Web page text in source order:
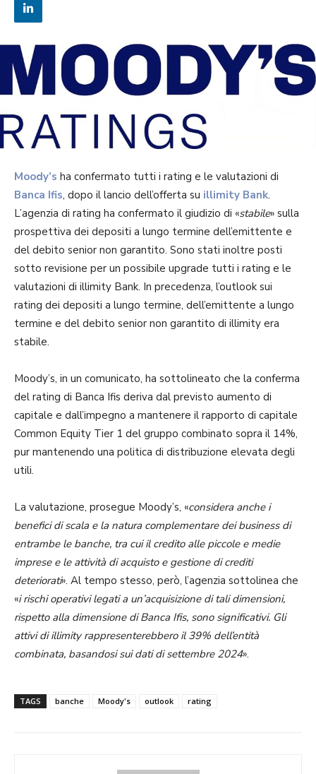
Moody’s ha confermato tutti i rating e le valutazioni di
Banca Ifis, dopo il lancio dell’offerta su illimity Bank.
L’agenzia di rating ha confermato il giudizio di «stabile» sulla
prospettiva dei depositi a lungo termine dell’emittente e
del debito senior non garantito. Sono stati inoltre posti
sotto revisione per un possibile upgrade tutti i rating e le
valutazioni di illimity Bank. In precedenza, l’outlook sui
rating dei depositi a lungo termine, dell’emittente a lungo
termine e del debito senior non garantito di illimity era
stabile.
Moody’s, in un comunicato, ha sottolineato che la conferma
del rating di Banca Ifis deriva dal previsto aumento di
capitale e dall’impegno a mantenere il rapporto di capitale
Common Equity Tier 1 del gruppo combinato sopra il 14%,
pur mantenendo una politica di distribuzione elevata degli
utili.
La valutazione, prosegue Moody’s, «considera anche i
benefici di scala e la natura complementare dei business di
entrambe le banche, tra cui il credito alle piccole e medie
imprese e le attività di acquisto e gestione di crediti
deteriorati». Al tempo stesso, però, l’agenzia sottolinea che
«i rischi operativi legati a un’acquisizione di tali dimensioni,
rispetto alla dimensione di Banca Ifis, sono significativi. Gli
attivi di illimity rappresenterebbero il 39% dell’entità
combinata, basandosi sui dati di settembre 2024».
TAGS banche Moody's outlook rating